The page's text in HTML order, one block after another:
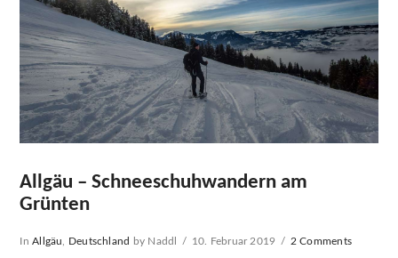
Allgäu – Schneeschuhwandern am
Grünten
InAllgäu Deutschland by Naddl 10. Februar 2019 2 Comments